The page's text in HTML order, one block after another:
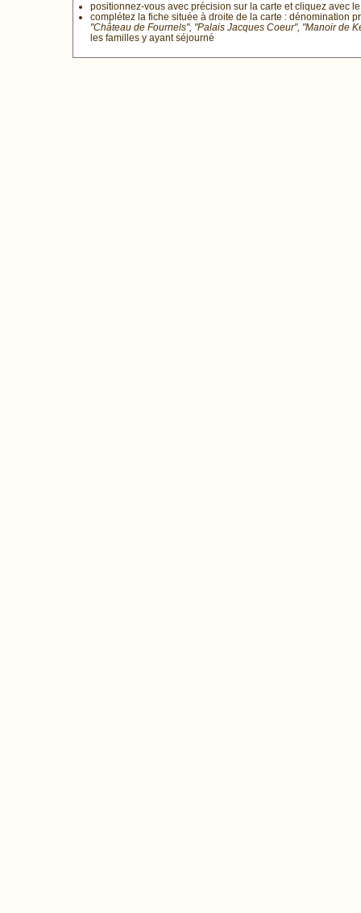
positionnez-vous avec précision sur la carte et cliquez avec
complétez la fiche située à droite de la carte : dénomination
"Château de Fournels", "Palais Jacques Coeur", "Manoir de
les familles y ayant séjourné